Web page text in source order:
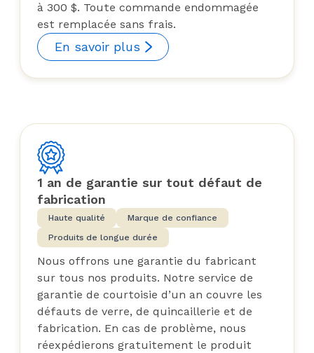
à 300 $. Toute commande endommagée
est remplacée sans frais.
En savoir plus
1 an de garantie sur tout défaut de
fabrication
Haute qualité
Marque de confiance
Produits de longue durée
Nous offrons une garantie du fabricant
sur tous nos produits. Notre service de
garantie de courtoisie d’un an couvre les
défauts de verre, de quincaillerie et de
fabrication. En cas de problème, nous
réexpédierons gratuitement le produit